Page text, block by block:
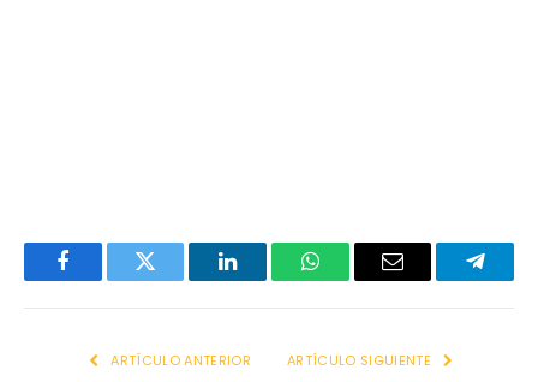
FacebookTwitter LinkedInWhatsAppEmail
ARTÍCULO ANTERIOR ARTÍCULO SIGUIENTE